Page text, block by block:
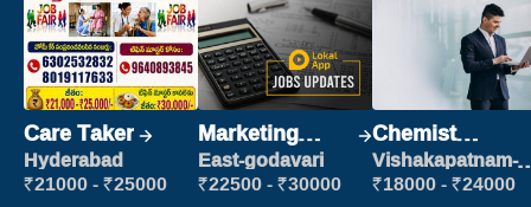
Care Taker
Hyderabad
₹21000 - ₹25000
Marketing
Executive
East-godavari
₹22500 - ₹30000
Chemist
Production
Executive
Vishakapatnam-
new
₹18000 - ₹24000